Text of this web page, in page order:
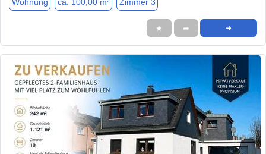
★ ➦ ➜